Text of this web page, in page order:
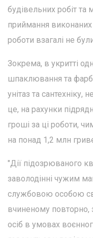
будівельних робіт та
приймання виконаних
роботи взагалі не
Зокрема, в укритті
шпаклювання та
унітаз та
це, на рахунки
гроші за ці роботи,
на понад 1,2 млн
"Дії підозрюваного
заволодінні чужим
службовою особою
вчиненому
осіб в умовах